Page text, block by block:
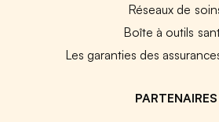
Réseaux de
Boîte à outils
Les garanties des
PARTENAIRES